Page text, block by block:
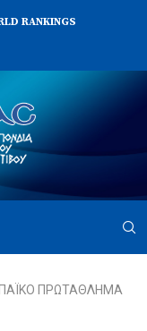
RANKINGS
ΠΡΩΤΑΘΛΗΜΑ